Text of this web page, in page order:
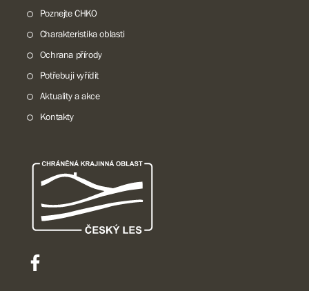
Poznejte CHKO
Charakteristika oblasti
Ochrana přírody
Potřebuji vyřídit
Aktuality a akce
Kontakty